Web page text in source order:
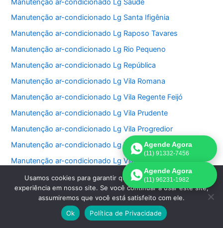
Manutenção ar-condicionado Lg Santa Ifigênia
Manutenção ar-condicionado Lg Raposo Tavares
Manutenção ar-condicionado Lg Rio Pequeno
Manutenção ar-condicionado Lg República
Manutenção ar-condicionado Lg Vila Romana
Manutenção ar-condicionado Lg Vila Regente Feijó
Manutenção ar-condicionado Lg Vila Prudente
Manutenção ar-condicionado Lg Vila Progredior
Manutenção ar-condicionado Lg Vila Pompéia
Manutenção ar-condicionado Lg Vila Olímpia
Manutenção ar-condicionado Lg Vila Nova Conceição
Manutenção ar-condicionado Lg Vila Nivi
Manutenção ar-condicionado Lg Vila Medeiros
Agende Agora
(11) 91332-7456
Agende Agora
(11) 96231-1982
Usamos cookies para garantir que oferecemos a melhor
experiência em nosso site. Se você continuar a usar este site,
assumiremos que você está satisfeito com ele.
Ok
Política de Privacidade